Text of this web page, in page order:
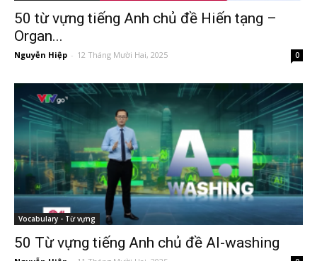
50 từ vựng tiếng Anh chủ đề Hiến tạng –
Organ...
Nguyễn Hiệp - 12 Tháng Mười Hai, 2025 0
Vocabulary - Từ vựng
50 Từ vựng tiếng Anh chủ đề AI-washing